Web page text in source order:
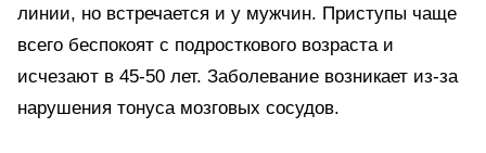
линии, но встречается и у мужчин. Приступы чаще
всего беспокоят с подросткового возраста и
исчезают в 45-50 лет. Заболевание возникает из-за
нарушения тонуса мозговых сосудов.